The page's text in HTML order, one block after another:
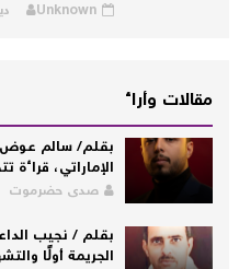
Unknown ديسمبر
مقالات وأراء
بقلم/ سالم عوض
الإماراتي، قراءة
صدى حضرموت
بقلم / نجيب الداعري
الجريمة أولًا والتشهير